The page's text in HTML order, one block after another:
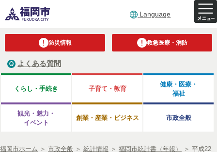
Language
防災情報 救急医療・消防
よくある質問
くらし・手続き 子育て・教育
健康・医療・
福祉
観光・魅力・
イベント
創業・産業・ビジネス 市政全般
福岡市ホーム ＞ 市政全般 ＞ 統計情報 ＞ 福岡市統計書（年報） ＞ 平成22